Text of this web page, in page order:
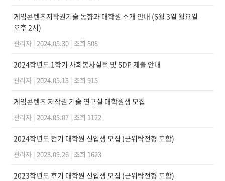
게임콘텐츠저작권기술 동향과 대학원 소개 안내 (6월 3일 월요일
오후 2시)
관리자 | 2024.05.30 | 조회 808
2024학년도 1학기 사회봉사실적 및 SDP 제출 안내
관리자 | 2024.05.13 | 조회 915
게임콘텐츠 저작권 기술 연구실 대학원생 모집
관리자 | 2024.05.07 | 조회 1122
2024학년도 전기 대학원 신입생 모집 (군위탁전형 포함)
관리자 | 2023.09.26 | 조회 1623
2023학년도 후기 대학원 신입생 모집 (군위탁전형 포함)